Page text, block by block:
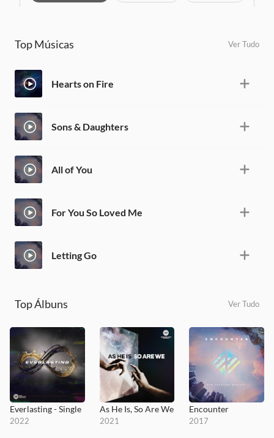
Top Músicas Ver Tudo
Hearts on Fire
Sons & Daughters
All of You
For You So Loved Me
Letting Go
Top Álbuns Ver Tudo
Everlasting - Single
2022
As He Is, So Are We
2021
Encounter
2017